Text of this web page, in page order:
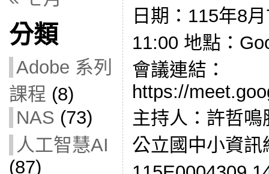
分類
Adobe 系列
課程 (8)
NAS (73)
人工智慧AI
(87)
日期：115年8
11:00 地點：
會議連結：
https://
主持人：許哲
公立國中小資